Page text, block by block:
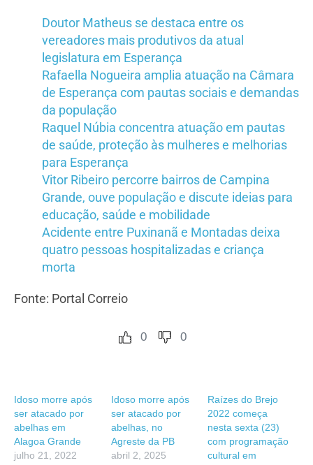
Doutor Matheus se destaca entre os
vereadores mais produtivos da atual
legislatura em Esperança
Rafaella Nogueira amplia atuação na Câmara
de Esperança com pautas sociais e demandas
da população
Raquel Núbia concentra atuação em pautas
de saúde, proteção às mulheres e melhorias
para Esperança
Vitor Ribeiro percorre bairros de Campina
Grande, ouve população e discute ideias para
educação, saúde e mobilidade
Acidente entre Puxinanã e Montadas deixa
quatro pessoas hospitalizadas e criança
morta
Fonte: Portal Correio
0 0
Idoso morre após
ser atacado por
abelhas em
Alagoa Grande
julho 21, 2022
Idoso morre após
ser atacado por
abelhas, no
Agreste da PB
abril 2, 2025
Raízes do Brejo
2022 começa
nesta sexta (23)
com programação
cultural em